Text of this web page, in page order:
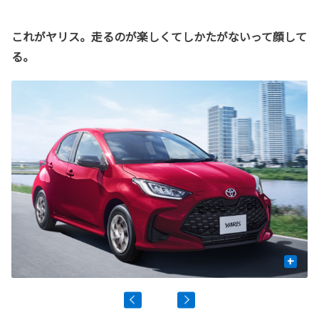
これがヤリス。走るのが楽しくてしかたがないって顔して
る。
+